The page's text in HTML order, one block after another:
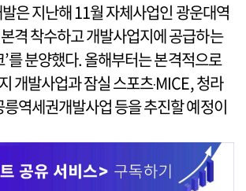
은 지난해 11월 자체사업인 광운대역
격 착수하고 개발사업지에 공급하는
’를 분양했다. 올해부터는 본격적으로
개발사업과 잠실 스포츠‧MICE, 청라
역세권개발사업 등을 추진할 예정이